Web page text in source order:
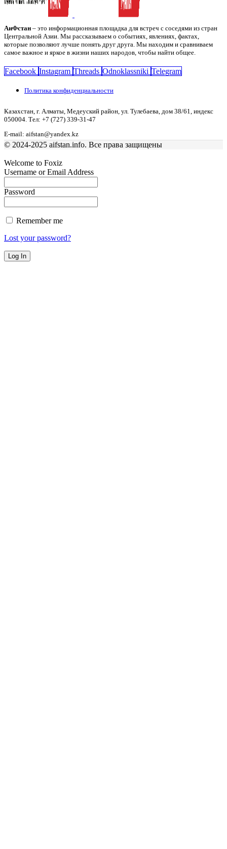
АиФстан – это информационная площадка для встреч с соседями из стран
Центральной Азии. Мы рассказываем о событиях, явлениях, фактах,
которые позволяют лучше понять друг друга. Мы находим и сравниваем
самое важное и яркое в жизни наших народов, чтобы найти общее.
Facebook Instagram Threads Odnoklassniki Telegram
Политика конфиденциальности
Казахстан, г. Алматы, Медеуский район, ул. Тулебаева, дом 38/61, индекс
050004. Тел: +7 (727) 339-31-47
E-mail: aifstan@yandex.kz
© 2024-2025 aifstan.info. Все права защищены
Welcome to Foxiz
Username or Email Address
Password
Remember me
Lost your password?